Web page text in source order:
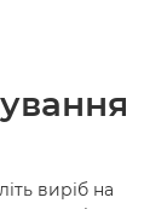
виріб на